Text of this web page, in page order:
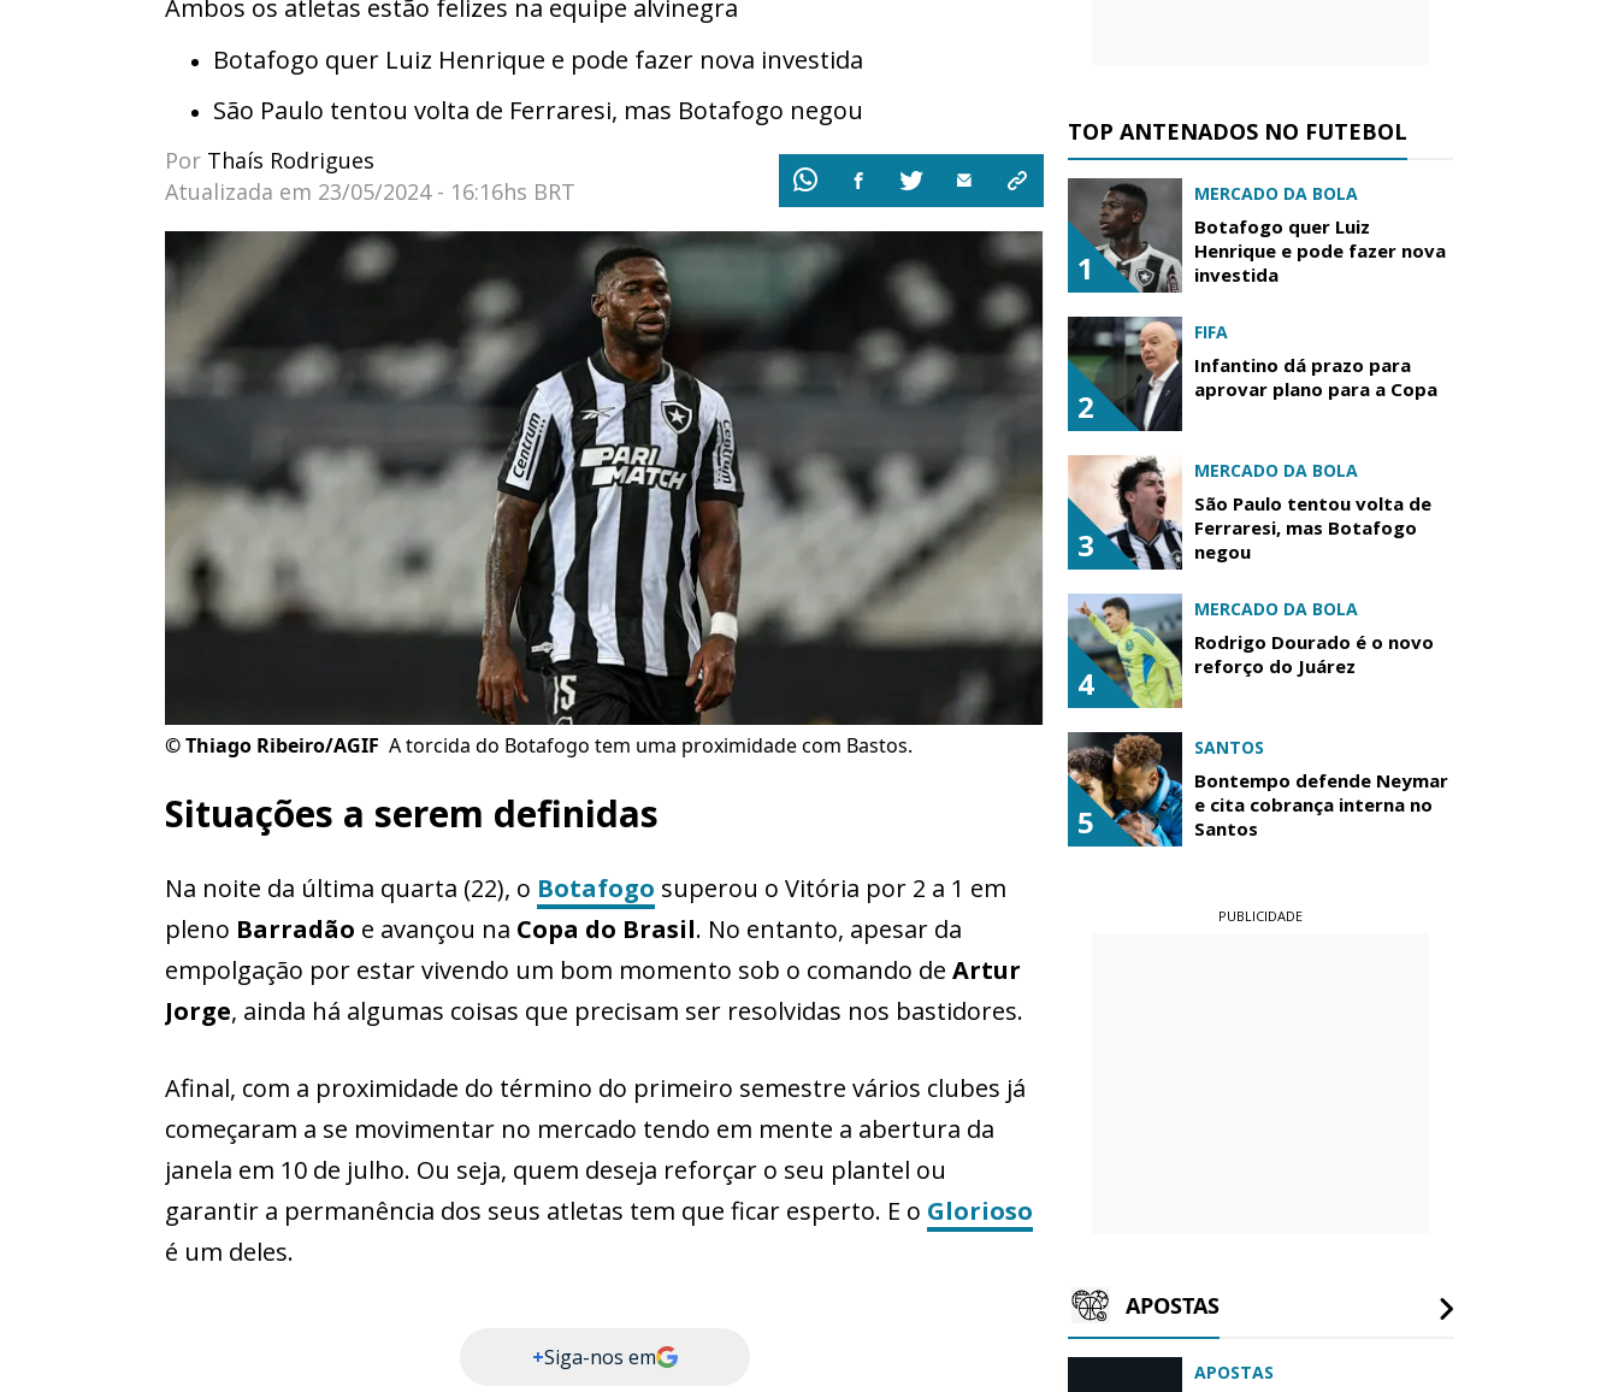
Ambos os atletas estão felizes na equipe alvinegra
Botafogo quer Luiz Henrique e pode fazer nova investida
São Paulo tentou volta de Ferraresi, mas Botafogo negou
Por Thaís Rodrigues
Atualizada em 23/05/2024 - 16:16hs BRT
©Thiago Ribeiro/AGIF A torcida do Botafogo tem uma proximidade com Bastos.
Situações a serem definidas
Na noite da última quarta (22), o Botafogo superou o Vitória por 2 a 1 em
pleno Barradão e avançou na Copa do Brasil. No entanto, apesar da
empolgação por estar vivendo um bom momento sob o comando de Artur
Jorge, ainda há algumas coisas que precisam ser resolvidas nos bastidores.
Afinal, com a proximidade do término do primeiro semestre vários clubes já
começaram a se movimentar no mercado tendo em mente a abertura da
janela em 10 de julho. Ou seja, quem deseja reforçar o seu plantel ou
garantir a permanência dos seus atletas tem que ficar esperto. E o Glorioso
é um deles.
+Siga-nos em
TOP ANTENADOS NO FUTEBOL
1
MERCADO DA BOLA
Botafogo quer Luiz
Henrique e pode fazer nova
investida
2
FIFA
Infantino dá prazo para
aprovar plano para a Copa
3
MERCADO DA BOLA
São Paulo tentou volta de
Ferraresi, mas Botafogo
negou
4
MERCADO DA BOLA
Rodrigo Dourado é o novo
reforço do Juárez
5
SANTOS
Bontempo defende Neymar
e cita cobrança interna no
Santos
PUBLICIDADE
APOSTAS
APOSTAS